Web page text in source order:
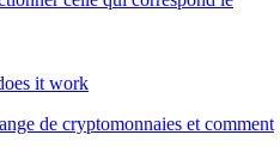
de cryptomonnaies et comment